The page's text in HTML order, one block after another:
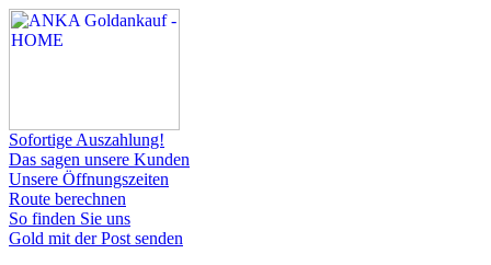
Sofortige Auszahlung!
Das sagen unsere Kunden
Unsere Öffnungszeiten
Route berechnen
So finden Sie uns
Gold mit der Post senden